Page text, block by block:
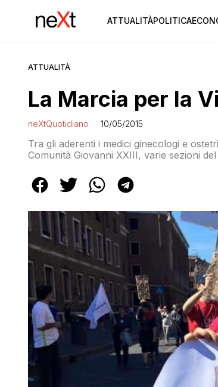
ATTUALITÀPOLITICA
ATTUALITÀ
La Marcia per la
neXtQuotidiano 10/05/2015
Tra gli aderenti i medici ginecologi e ostetrici, i farmacisti cattolici, l’Ordine di Malta, i Giuristi per la Vita, la
Comunità Giovanni XXIII, varie sezioni